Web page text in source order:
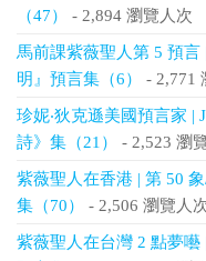
（47）
- 2,894 瀏覽人次
馬前課紫薇聖人第 5 預
明』預言集（6）
- 2,771
珍妮‧狄克遜美國預言家 |
詩》集（21）
- 2,523 瀏
紫薇聖人在香港 | 第 50
集（70）
- 2,506 瀏覽人
紫薇聖人在台灣 2 點夢囈